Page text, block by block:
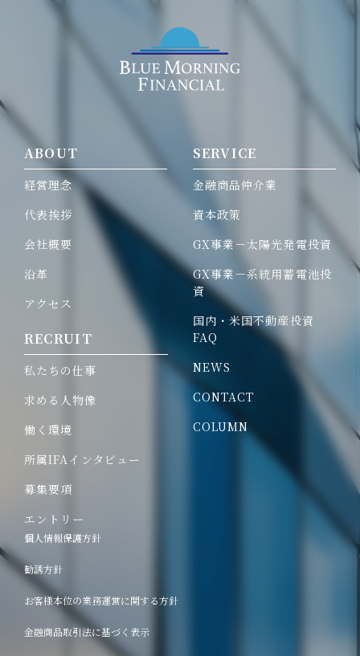
ABOUT
経営理念
代表挨拶
会社概要
沿革
アクセス
SERVICE
金融商品仲介業
資本政策
GX事業－太陽光発電投資
GX事業－系統用蓄電池投
資
国内・ 米国不動産投資
RECRUIT
私たちの仕事
求める人物像
働く環境
所属IFAインタビュー
募集要項
エントリー
FAQ
NEWS
CONTACT
COLUMN
個人情報保護方針
勧誘方針
お客様本位の業務運営に関する方針
金融商品取引法に基づく表示